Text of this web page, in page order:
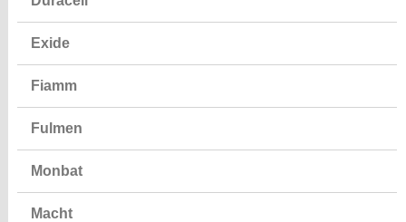
Exide
Fiamm
Fulmen
Monbat
Macht